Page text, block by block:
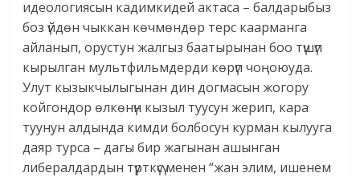
идеологиясын кадимкидей актаса – балдарыбыз
боз үйдөн чыккан көчмөндөр терс каарманга
айланып, орустун жалгыз баатырынан боо түшүп
кырылган мультфильмдерди көрүп чоңоюуда.
Улут кызыкчылыгынан дин догмасын жогору
койгондор өлкөнүн кызыл туусун жерип, кара
туунун алдында кимди болбосун курман кылууга
даяр турса – дагы бир жагынан ашынган
либералдардын түрткүсү менен “жан элим, ишенем